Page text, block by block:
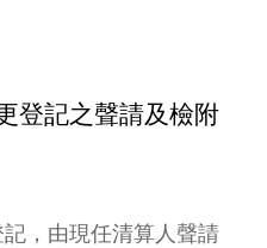
登記之聲請及檢附
，由現任清算人聲請